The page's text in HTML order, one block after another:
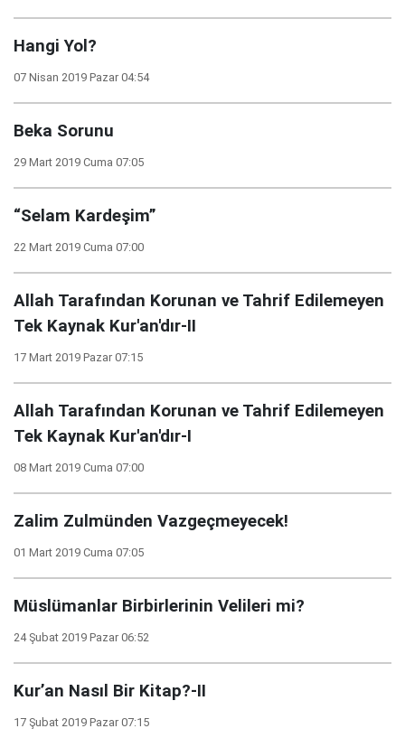
Hangi Yol?
07 Nisan 2019 Pazar 04:54
Beka Sorunu
29 Mart 2019 Cuma 07:05
“Selam Kardeşim”
22 Mart 2019 Cuma 07:00
Allah Tarafından Korunan ve Tahrif Edilemeyen
Tek Kaynak Kur'an'dır-II
17 Mart 2019 Pazar 07:15
Allah Tarafından Korunan ve Tahrif Edilemeyen
Tek Kaynak Kur'an'dır-I
08 Mart 2019 Cuma 07:00
Zalim Zulmünden Vazgeçmeyecek!
01 Mart 2019 Cuma 07:05
Müslümanlar Birbirlerinin Velileri mi?
24 Şubat 2019 Pazar 06:52
Kur’an Nasıl Bir Kitap?-II
17 Şubat 2019 Pazar 07:15